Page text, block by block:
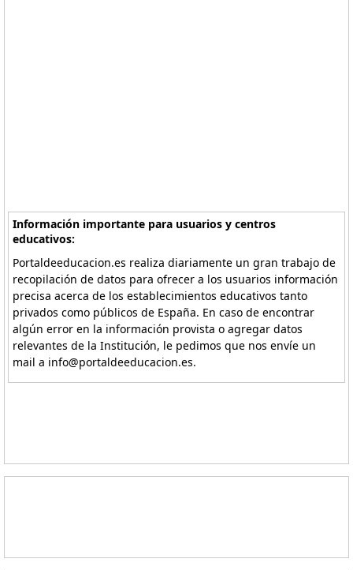
Información importante para usuarios y centros
educativos:
Portaldeeducacion.es realiza diariamente un gran trabajo de
recopilación de datos para ofrecer a los usuarios información
precisa acerca de los establecimientos educativos tanto
privados como públicos de España. En caso de encontrar
algún error en la información provista o agregar datos
relevantes de la Institución, le pedimos que nos envíe un
mail a info@portaldeeducacion.es.